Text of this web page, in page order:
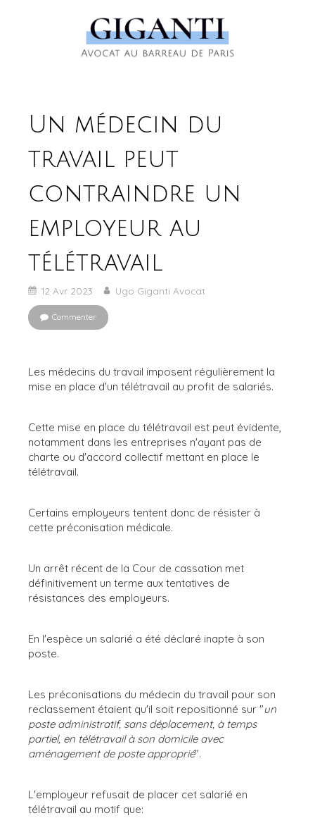
Un médecin du
travail peut
contraindre un
employeur au
télétravail
12 Avr 2023 Ugo Giganti Avocat
Commenter
Les médecins du travail imposent régulièrement la
mise en place d'un télétravail au profit de salariés.
Cette mise en place du télétravail est peut évidente,
notamment dans les entreprises n'ayant pas de
charte ou d'accord collectif mettant en place le
télétravail.
Certains employeurs tentent donc de résister à
cette préconisation médicale.
Un arrêt récent de la Cour de cassation met
définitivement un terme aux tentatives de
résistances des employeurs.
En l'espèce un salarié a été déclaré inapte à son
poste.
Les préconisations du médecin du travail pour son
reclassement étaient qu'il soit repositionné sur "un
poste administratif, sans déplacement, à temps
partiel, en télétravail à son domicile avec
aménagement de poste approprié".
L'employeur refusait de placer cet salarié en
télétravail au motif que: